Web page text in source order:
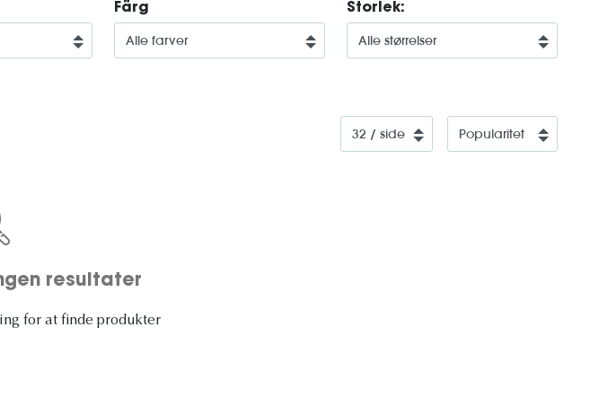
Färg Storlek:
resultater
for at finde produkter